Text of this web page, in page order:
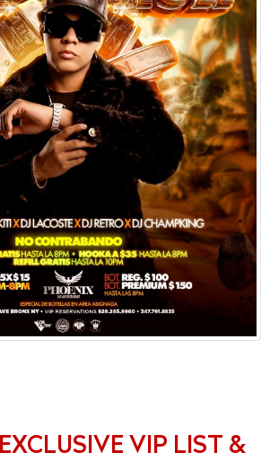
VIP LIST &